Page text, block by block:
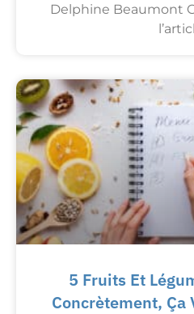
Delphine Beaumont
5 Fruits Et
Concrètement, Ça